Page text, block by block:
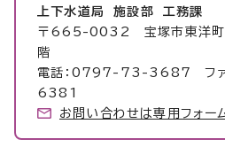
上下水道局 施設部 工務課
〒665-0032 宝塚市東洋
階
電話：0797-73-3687 フ
6381
お問い合わせは専用フォー